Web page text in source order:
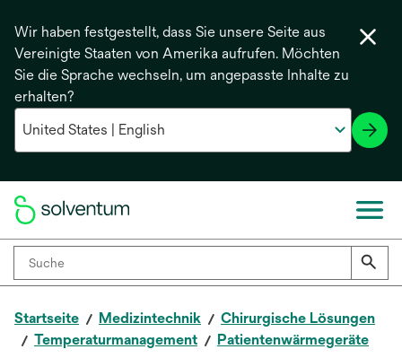
Wir haben festgestellt, dass Sie unsere Seite aus
Vereinigte Staaten von Amerika aufrufen. Möchten
Sie die Sprache wechseln, um angepasste Inhalte zu
erhalten?
Startseite Medizintechnik
Chirurgische Lösungen
Temperaturmanagement
Patientenwärmegeräte